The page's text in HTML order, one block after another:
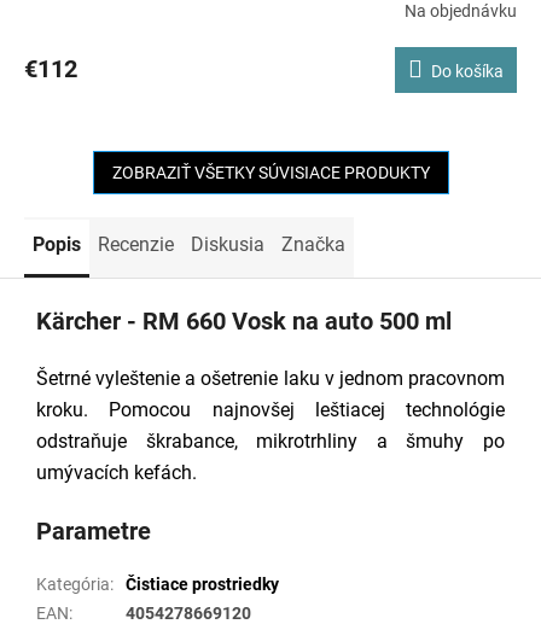
Na objednávku
€112 Do košíka
ZOBRAZIŤ VŠETKY SÚVISIACE PRODUKTY
Popis Recenzie Diskusia Značka
Kärcher - RM 660 Vosk na auto 500 ml
Šetrné vyleštenie a ošetrenie laku v jednom pracovnom
kroku. Pomocou najnovšej leštiacej technológie
odstraňuje škrabance, mikrotrhliny a šmuhy po
umývacích kefách.
Parametre
Kategória:
Čistiace prostriedky
EAN: 4054278669120